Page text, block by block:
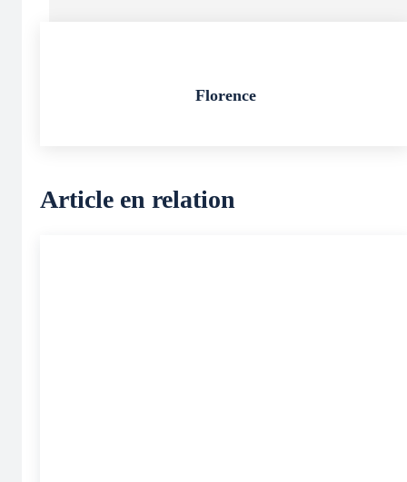
Florence
Article en relation